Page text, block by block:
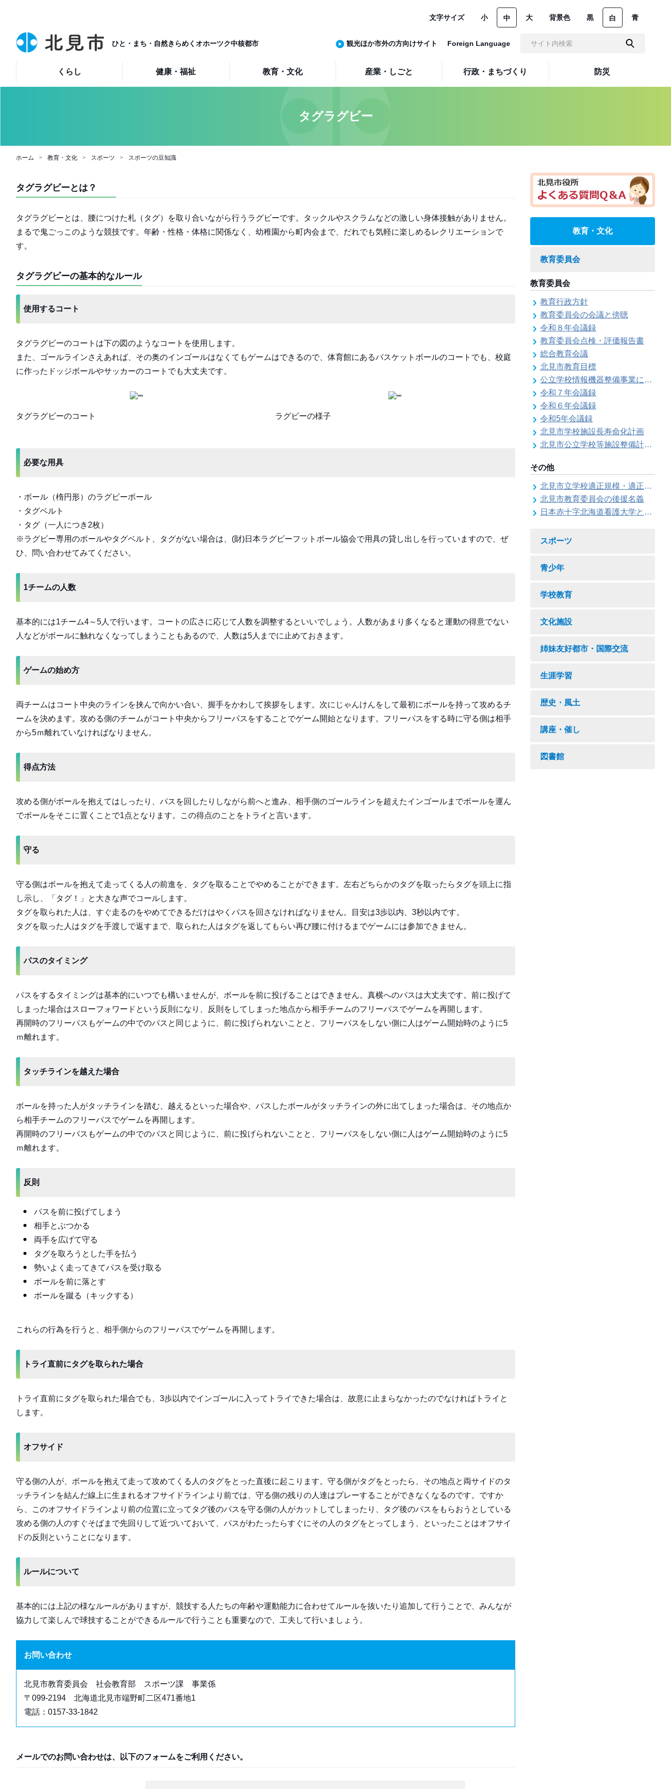
ひと・まち・自然きらめくオホーツク中核都市
くらし 健康・福祉 教育・文化 産業・しごと 行政・まちづくり 防災
文字サイズ 小 中 大 背景色 黒 白 青
観光ほか市外の方向けサイト Foreign Language
タグラグビー
ホーム 教育・文化 スポーツ スポーツの豆知識
タグラグビーとは？
タグラグビーとは、腰につけた札（タグ）を取り合いながら行うラグビーです。タックルやスクラムなどの激しい身体接触がありません。
まるで鬼ごっこのような競技です。年齢・性格・体格に関係なく、幼稚園から町内会まで、だれでも気軽に楽しめるレクリエーションで
す。
タグラグビーの基本的なルール
使用するコート
タグラグビーのコートは下の図のようなコートを使用します。
また、ゴールラインさえあれば、その奥のインゴールはなくてもゲームはできるので、体育館にあるバスケットボールのコートでも、校庭
に作ったドッジボールやサッカーのコートでも大丈夫です。
タグラグビーのコート ラグビーの様子
必要な用具
・ボール（楕円形）のラグビーボール
・タグベルト
・タグ（一人につき2枚）
※ラグビー専用のボールやタグベルト、タグがない場合は、(財)日本ラグビーフットボール協会で用具の貸し出しを行っていますので、ぜ
ひ、問い合わせてみてください。
1チームの人数
基本的には1チーム4～5人で行います。コートの広さに応じて人数を調整するといいでしょう。人数があまり多くなると運動の得意でない
人などがボールに触れなくなってしまうこともあるので、人数は5人までに止めておきます。
ゲームの始め方
両チームはコート中央のラインを挟んで向かい合い、握手をかわして挨拶をします。次にじゃんけんをして最初にボールを持って攻めるチ
ームを決めます。攻める側のチームがコート中央からフリーパスをすることでゲーム開始となります。フリーパスをする時に守る側は相手
から5ｍ離れていなければなりません。
得点方法
攻める側がボールを抱えてはしったり、パスを回したりしながら前へと進み、相手側のゴールラインを超えたインゴールまでボールを運ん
でボールをそこに置くことで1点となります。この得点のことをトライと言います。
守る
守る側はボールを抱えて走ってくる人の前進を、タグを取ることでやめることができます。左右どちらかのタグを取ったらタグを頭上に指
し示し、「タグ！」と大きな声でコールします。
タグを取られた人は、すぐ走るのをやめてできるだけはやくパスを回さなければなりません。目安は3歩以内、3秒以内です。
タグを取った人はタグを手渡しで返すまで、取られた人はタグを返してもらい再び腰に付けるまでゲームには参加できません。
パスのタイミング
パスをするタイミングは基本的にいつでも構いませんが、ボールを前に投げることはできません。真横へのパスは大丈夫です。前に投げて
しまった場合はスローフォワードという反則になり、反則をしてしまった地点から相手チームのフリーパスでゲームを再開します。
再開時のフリーパスもゲームの中でのパスと同じように、前に投げられないことと、フリーパスをしない側に人はゲーム開始時のように5
ｍ離れます。
タッチラインを越えた場合
ボールを持った人がタッチラインを踏む、越えるといった場合や、パスしたボールがタッチラインの外に出てしまった場合は、その地点か
ら相手チームのフリーパスでゲームを再開します。
再開時のフリーパスもゲームの中でのパスと同じように、前に投げられないことと、フリーパスをしない側に人はゲーム開始時のように5
ｍ離れます。
反則
パスを前に投げてしまう
相手とぶつかる
両手を広げて守る
タグを取ろうとした手を払う
勢いよく走ってきてパスを受け取る
ボールを前に落とす
ボールを蹴る（キックする）
これらの行為を行うと、相手側からのフリーパスでゲームを再開します。
トライ直前にタグを取られた場合
トライ直前にタグを取られた場合でも、3歩以内でインゴールに入ってトライできた場合は、故意に止まらなかったのでなければトライと
します。
オフサイド
守る側の人が、ボールを抱えて走って攻めてくる人のタグをとった直後に起こります。守る側がタグをとったら、その地点と両サイドのタ
ッチラインを結んだ線上に生まれるオフサイドラインより前では、守る側の残りの人達はプレーすることができなくなるのです。ですか
ら、このオフサイドラインより前の位置に立ってタグ後のパスを守る側の人がカットしてしまったり、タグ後のパスをもらおうとしている
攻める側の人のすぐそばまで先回りして近づいておいて、パスがわたったらすぐにその人のタグをとってしまう、といったことはオフサイ
ドの反則ということになります。
ルールについて
基本的には上記の様なルールがありますが、競技する人たちの年齢や運動能力に合わせてルールを抜いたり追加して行うことで、みんなが
協力して楽しんで球技することができるルールで行うことも重要なので、工夫して行いましょう。
お問い合わせ
北見市教育委員会 社会教育部 スポーツ課 事業係
〒099-2194 北海道北見市端野町二区471番地1
電話：0157-33-1842
メールでのお問い合わせは、以下のフォームをご利用ください。
教育・文化
教育委員会
教育委員会
教育行政方針
教育委員会の会議と傍聴
令和８年会議録
教育委員会点検・評価報告書
総合教育会議
北見市教育目標
公立学校情報機器整備事業に係る各種計画の策定
令和７年会議録
令和６年会議録
令和5年会議録
北見市学校施設長寿命化計画
北見市公立学校等施設整備計画のお知らせ
その他
北見市立学校適正規模・適正配置検討委員会
北見市教育委員会の後援名義
日本赤十字北海道看護大学と北見市教育委員会との連携協力に関する協定の締結
スポーツ
青少年
学校教育
文化施設
姉妹友好都市・国際交流
生涯学習
歴史・風土
講座・催し
図書館